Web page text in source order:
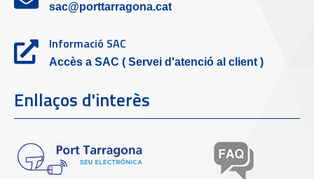
sac@porttarragona.cat
Informació SAC
Accès a SAC ( Servei d'atenció al client )
Enllaços d'interès